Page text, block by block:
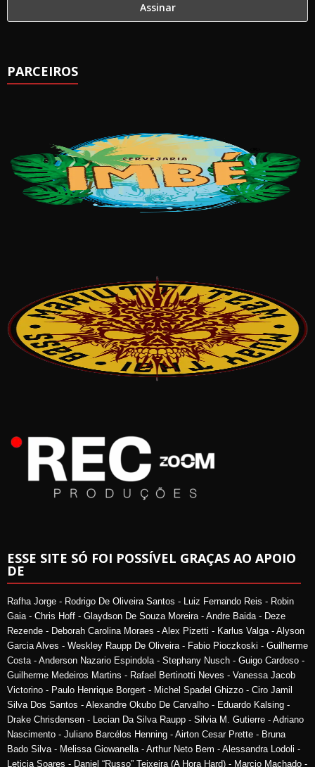
PARCEIROS
ESSE SITE SÓ FOI POSSÍVEL GRAÇAS AO APOIO
DE
Rafha Jorge - Rodrigo De Oliveira Santos - Luiz Fernando Reis - Robin
Gaia - Chris Hoff - Glaydson De Souza Moreira - Andre Baida - Deze
Rezende - Deborah Carolina Moraes - Alex Pizetti - Karlus Valga - Alyson
Garcia Alves - Weskley Raupp De Oliveira - Fabio Pioczkoski - Guilherme
Costa - Anderson Nazario Espindola - Stephany Nusch - Guigo Cardoso -
Guilherme Medeiros Martins - Rafael Bertinotti Neves - Vanessa Jacob
Victorino - Paulo Henrique Borgert - Michel Spadel Ghizzo - Ciro Jamil
Silva Dos Santos - Alexandre Okubo De Carvalho - Eduardo Kalsing -
Drake Chrisdensen - Lecian Da Silva Raupp - Silvia M. Gutierre - Adriano
Nascimento - Juliano Barcélos Henning - Airton Cesar Prette - Bruna
Bado Silva - Melissa Giowanella - Arthur Neto Bem - Alessandra Lodoli -
Leticia Soares - Daniel “Russo” Teixeira (A Hora Hard) - Marcio Machado -